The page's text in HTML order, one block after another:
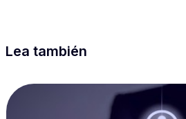
Lea también